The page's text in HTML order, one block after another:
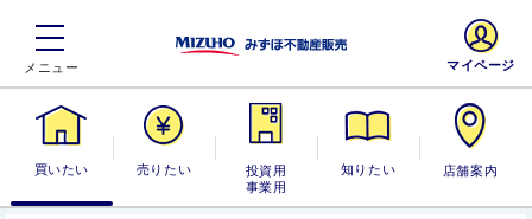
買いたい 売りたい
投資用・事業
用
知りたい 店舗案内
マイページ